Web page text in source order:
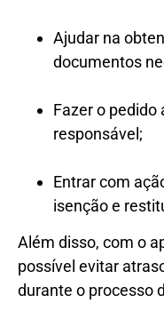
Ajudar na
documentos
Fazer o
responsável;
Entrar com
isenção e
Além disso, com o
possível evitar
durante o processo